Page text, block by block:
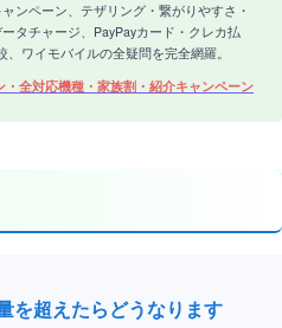
ンペーン、テザリング・繋がりやすさ・
タチャージ、PayPayカード・クレカ払
ワイモバイルの全疑問を完全網羅。
全対応機種・家族割・紹介キャンペーン
を超えたらどうなります